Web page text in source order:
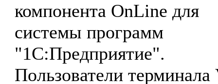
компонента OnLine для
системы программ
"1С:Предприятие".
Пользователи терминала